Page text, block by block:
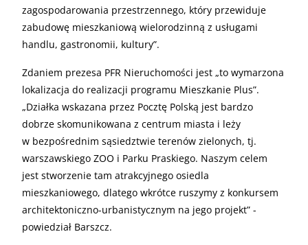
zagospodarowania przestrzennego, który przewiduje
zabudowę mieszkaniową wielorodzinną z usługami
handlu, gastronomii, kultury”.
Zdaniem prezesa PFR Nieruchomości jest „to wymarzona
lokalizacja do realizacji programu Mieszkanie Plus”.
„Działka wskazana przez Pocztę Polską jest bardzo
dobrze skomunikowana z centrum miasta i leży
w bezpośrednim sąsiedztwie terenów zielonych, tj.
warszawskiego ZOO i Parku Praskiego. Naszym celem
jest stworzenie tam atrakcyjnego osiedla
mieszkaniowego, dlatego wkrótce ruszymy z konkursem
architektoniczno-urbanistycznym na jego projekt” -
powiedział Barszcz.